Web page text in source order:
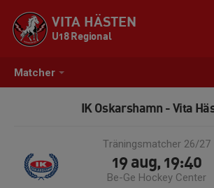
Matcher
VITA HÄSTEN
U18 Regional
IK Oskarshamn - Vita
Träningsmatcher 26/27
19 aug, 19:40
Be-Ge Hockey Center